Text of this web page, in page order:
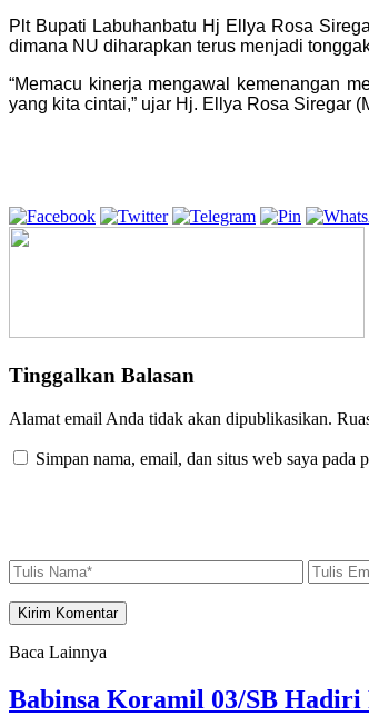
Plt Bupati Labuhanbatu Hj Ellya Rosa
dimana NU diharapkan terus menjadi
“Memacu kinerja mengawal kemenangan
yang kita cintai,” ujar Hj. Ellya Rosa Siregar
Tinggalkan Balasan
Alamat email Anda tidak akan dipublikasikan.
Simpan nama, email, dan situs web saya
Baca Lainnya
Babinsa Koramil 03/SB Hadiri